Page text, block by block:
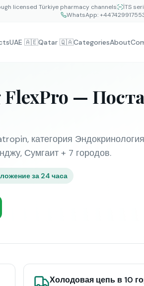
licensed Türkiye pharmacy channels İTS
WhatsApp:
UAE 🇦🇪Qatar 🇶🇦CategoriesAbout
—
категория
Сумгаит + 7 городов.
за 24 часа
Холодовая цепь в 10